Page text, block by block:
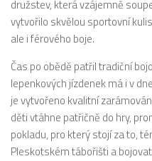
družstev, která vzájemně
vytvořilo skvělou sportovní
ale i férového boje.
Čas po obědě patřil tradiční
lepenkových jízdenek má i v
je vytvořeno kvalitní
děti vtáhne patřičně do hry,
pokladu, pro který stojí za to,
Pleskotském tábořišti a